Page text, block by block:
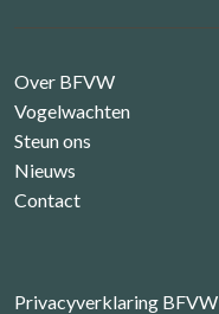
Over BFVW
Vogelwachten
Steun ons
Nieuws
Contact
Privacyverklaring BFVW